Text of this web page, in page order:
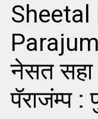
Sheetal
नेसत सहा
पॅराजंम्प :